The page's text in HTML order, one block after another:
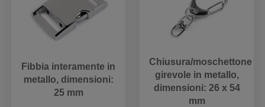
Fibbia interamente in
metallo, dimensioni:
25 mm
Chiusura/moschettone
girevole in metallo,
dimensioni: 26 x 54
mm